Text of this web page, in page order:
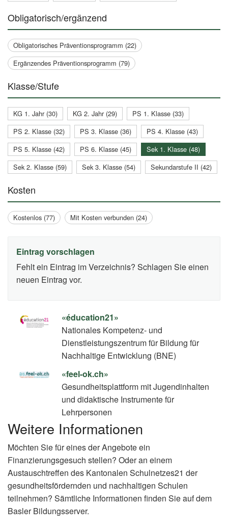
«éducation21»
Nationales Kompetenz- und
Dienstleistungszentrum für Bildung für
Nachhaltige Entwicklung (BNE)
«feel-ok.ch»
Gesundheitsplattform mit Jugendinhalten
und didaktische Instrumente für
Lehrpersonen
Weitere Informationen
Möchten Sie für eines der Angebote ein
Finanzierungsgesuch stellen? Oder an einem
Austauschtreffen des Kantonalen Schulnetzes21 der
gesundheitsfördernden und nachhaltigen Schulen
teilnehmen? Sämtliche Informationen finden Sie auf dem
Basler Bildungsserver.
Obligatorisch/ergänzend
Obligatorisches Präventionsprogramm (22)
Ergänzendes Präventionsprogramm (79)
Klasse/Stufe
KG 1. Jahr (30) KG 2. Jahr (29)
PS 1. Klasse (33)
PS 2. Klasse (32)
PS 3. Klasse (36)
PS 4. Klasse (43)
PS 5. Klasse (42)
PS 6. Klasse (45)
Sek 1. Klasse (48)
Sek 2. Klasse (59)
Sek 3. Klasse (54) Sekundarstufe II (42)
Kosten
Kostenlos (77) Mit Kosten verbunden (24)
Eintrag vorschlagen
Fehlt ein Eintrag im Verzeichnis? Schlagen Sie einen
neuen Eintrag vor.